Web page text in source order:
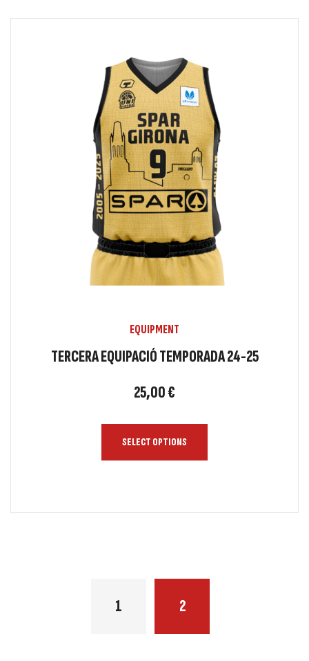
EQUIPMENT
TERCERA EQUIPACIÓ TEMPORADA 24-25
25,00€
SELECT OPTIONS
1 2